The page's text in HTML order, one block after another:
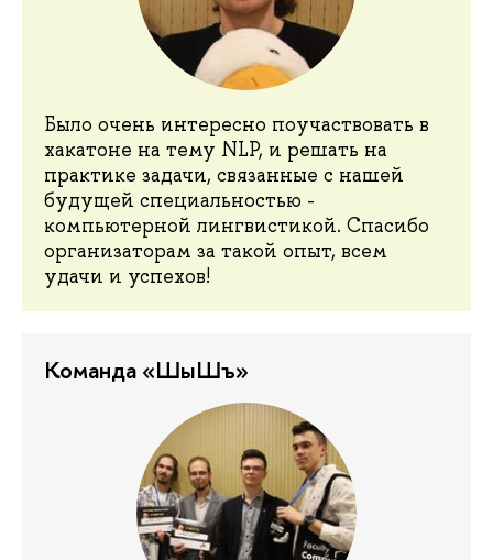
Было очень интересно поучаствовать в
хакатоне на тему NLP, и решать на
практике задачи, связанные с нашей
будущей специальностью -
компьютерной лингвистикой. Спасибо
организаторам за такой опыт, всем
удачи и успехов!
Команда «ШыШъ»